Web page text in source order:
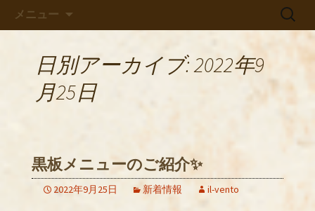
メニュー
検
日別アーカイブ: 2022年9
月25日
黒板メニューのご紹介✨
2022年9月25日 新着情報 il-vento